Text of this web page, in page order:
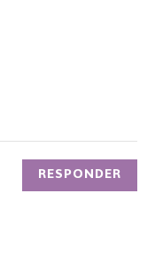
RESPONDER